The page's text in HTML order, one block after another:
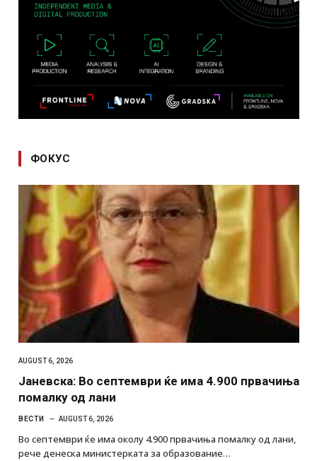
ФОКУС
AUGUST 6, 2026
Јаневска: Во септември ќе има 4.900 првачиња
помалку од лани
ВЕСТИ AUGUST 6, 2026
Во септември ќе има околу 4.900 првачиња помалку од лани,
рече денеска министерката за образование…